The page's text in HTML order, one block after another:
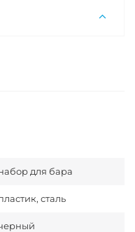
для бара
сталь